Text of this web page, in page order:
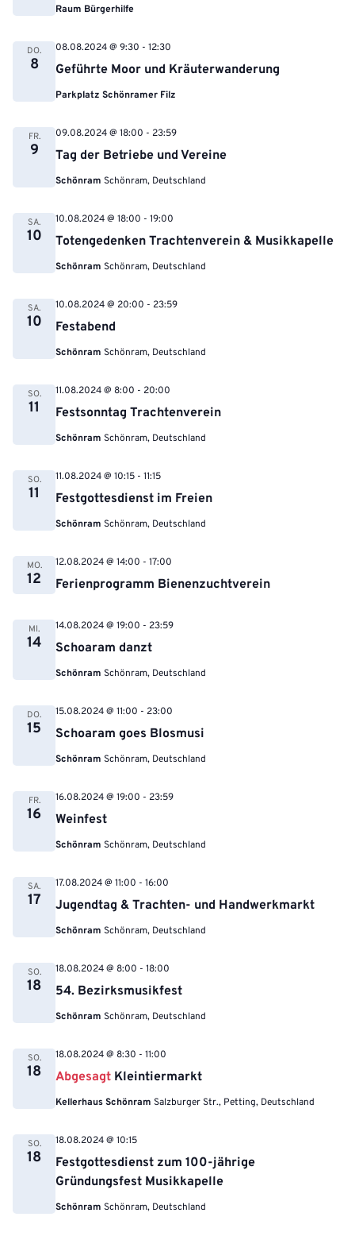
Raum Bürgerhilfe
DO.
8 Geführte Moor und Kräuterwanderung
08.08.2024 @ 9:30 - 12:30
Parkplatz Schönramer Filz
FR.
9 Tag der Betriebe und Vereine
09.08.2024 @ 18:00 - 23:59
Schönram Schönram, Deutschland
SA.
10 Totengedenken Trachtenverein & Musikkapelle
10.08.2024 @ 18:00 - 19:00
Schönram Schönram, Deutschland
SA.
10 Festabend
10.08.2024 @ 20:00 - 23:59
Schönram Schönram, Deutschland
SO.
11 Festsonntag Trachtenverein
11.08.2024 @ 8:00 - 20:00
Schönram Schönram, Deutschland
SO.
11 Festgottesdienst im Freien
11.08.2024 @ 10:15 - 11:15
Schönram Schönram, Deutschland
MO.
12 Ferienprogramm Bienenzuchtverein
12.08.2024 @ 14:00 - 17:00
MI.
14 Schoaram danzt
14.08.2024 @ 19:00 - 23:59
Schönram Schönram, Deutschland
DO.
15 Schoaram goes Blosmusi
15.08.2024 @ 11:00 - 23:00
Schönram Schönram, Deutschland
FR.
16 Weinfest
16.08.2024 @ 19:00 - 23:59
Schönram Schönram, Deutschland
SA.
17 Jugendtag & Trachten- und Handwerkmarkt
17.08.2024 @ 11:00 - 16:00
Schönram Schönram, Deutschland
SO.
18 54. Bezirksmusikfest
18.08.2024 @ 8:00 - 18:00
Schönram Schönram, Deutschland
SO.
18 Abgesagt Kleintiermarkt
18.08.2024 @ 8:30 - 11:00
Kellerhaus Schönram Salzburger Str., Petting, Deutschland
SO.
18
Festgottesdienst zum 100-jährige
Gründungsfest Musikkapelle
18.08.2024 @ 10:15
Schönram Schönram, Deutschland